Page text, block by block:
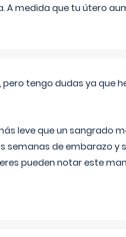
A medida que tu útero
tengo dudas ya que
leve que un sangrado
semanas de embarazo y
pueden notar este